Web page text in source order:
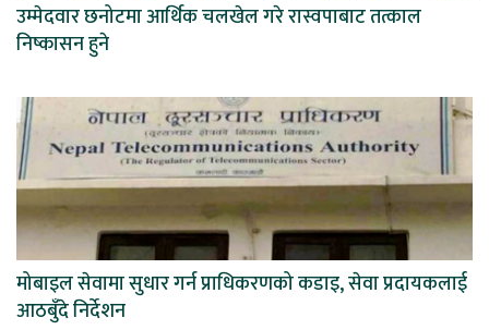
उम्मेदवार छनोटमा आर्थिक चलखेल गरे रास्वपाबाट तत्काल
निष्कासन हुने
मोबाइल सेवामा सुधार गर्न प्राधिकरणको कडाइ, सेवा प्रदायकलाई
आठबुँदे निर्देशन